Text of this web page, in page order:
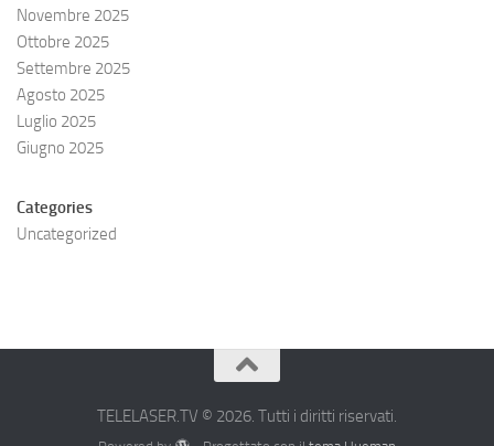
Novembre 2025
Ottobre 2025
Settembre 2025
Agosto 2025
Luglio 2025
Giugno 2025
Categories
Uncategorized
TELELASER.TV © 2026. Tutti i diritti riservati.